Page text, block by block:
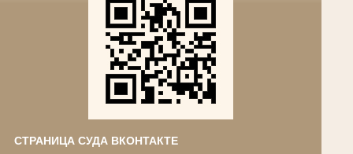
СТРАНИЦА СУДА ВКОНТАКТЕ